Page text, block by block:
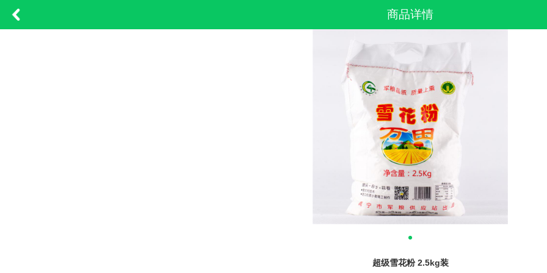
商品详情
超级雪花粉 2.5kg装